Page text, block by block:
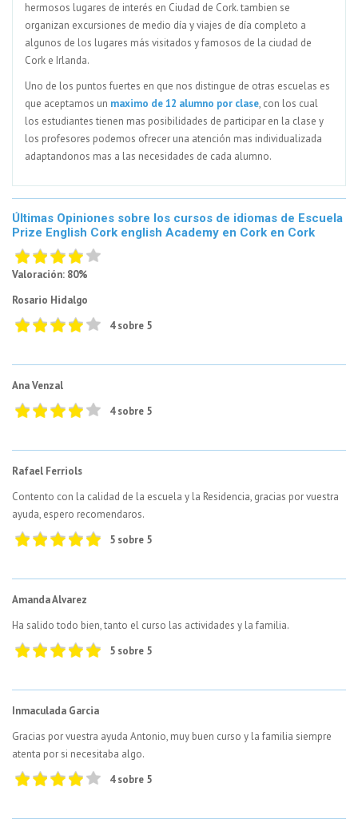
hermosos lugares de interés en Ciudad de Cork. tambien se
organizan excursiones de medio día y viajes de día completo a
algunos de los lugares más visitados y famosos de la ciudad de
Cork e Irlanda.
Uno de los puntos fuertes en que nos distingue de otras escuelas es
que aceptamos un maximo de 12 alumno por clase, con los cual
los estudiantes tienen mas posibilidades de participar en la clase y
los profesores podemos ofrecer una atención mas individualizada
adaptandonos mas a las necesidades de cada alumno.
Últimas Opiniones sobre los cursos de idiomas de Escuela
Prize English Cork english Academy en Cork en Cork
Valoración: 80%
Rosario Hidalgo
4 sobre 5
Ana Venzal
4 sobre 5
Rafael Ferriols
Contento con la calidad de la escuela y la Residencia, gracias por vuestra
ayuda, espero recomendaros.
5 sobre 5
Amanda Alvarez
Ha salido todo bien, tanto el curso las actividades y la familia.
5 sobre 5
Inmaculada Garcia
Gracias por vuestra ayuda Antonio, muy buen curso y la familia siempre
atenta por si necesitaba algo.
4 sobre 5